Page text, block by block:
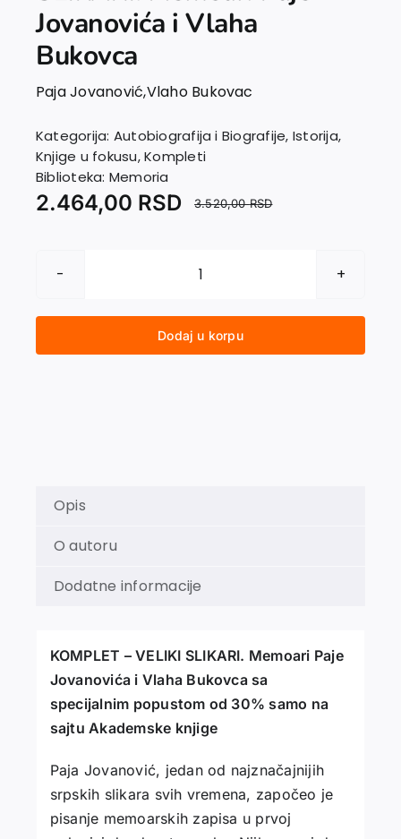
EU PROJEKTI
Kontakt
Jovanovića i Vlaha
Bukovca
Paja Jovanović,Vlaho Bukovac
Kategorija: Autobiografija i Biografije, Istorija,
Knjige u fokusu,Kompleti
Biblioteka: Memoria
3.520,00RSD
2.464,00 RSD
KOMPLET
VELIKI
SLIKARI.
Dodaj u korpu
Opis
O autoru
Dodatne informacije
KOMPLET – VELIKI SLIKARI. Memoari Paje
Jovanovića i Vlaha Bukovca sa
specijalnim popustom od 30% samo na
sajtu Akademske knjige
Paja Jovanović, jedan od najznačajnijih
srpskih slikara svih vremena, započeo je
pisanje memoarskih zapisa u prvoj